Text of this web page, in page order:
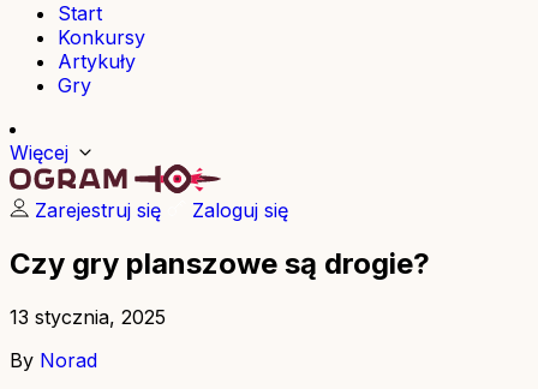
Start
Konkursy
Artykuły
Gry
Więcej
Zarejestruj się Zaloguj się
Czy gry planszowe są drogie?
13 stycznia, 2025
By Norad